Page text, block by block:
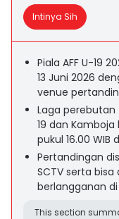
Intinya Sih
Piala AFF U-19
13 Juni 2026
venue
Laga
19 dan Kamboja
pukul 16.00
Pertandingan
SCTV serta
berlangganan
This section